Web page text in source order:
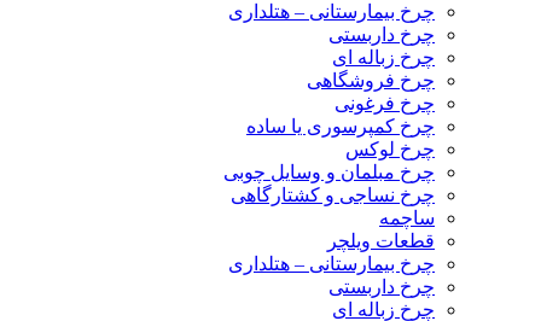
چرخ بیمارستانی – هتلداری
چرخ داربستی
چرخ زباله ای
چرخ فروشگاهی
چرخ فرغونی
چرخ کمپرسوری یا ساده
چرخ لوکس
چرخ مبلمان و وسایل چوبی
چرخ نساجی و کشتارگاهی
ساچمه
قطعات ویلچر
چرخ بیمارستانی – هتلداری
چرخ داربستی
چرخ زباله ای